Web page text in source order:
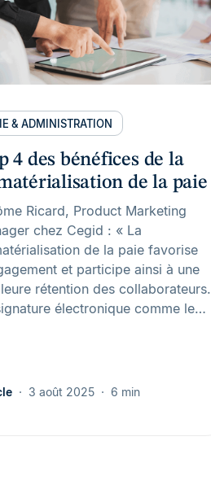
& ADMINISTRATION
4 des bénéfices de la
de la paie
Ricard, Product Marketing
chez Cegid : « La
de la paie favorise
et participe ainsi à une
rétention des collaborateurs.
électronique comme le…
3 août 2025 6 min